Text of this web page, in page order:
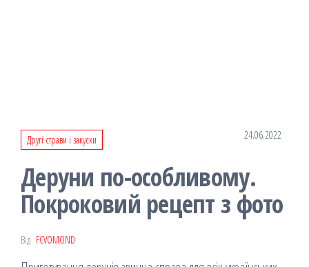
Другі страви і закуски 24.06.2022
Деруни по-особливому.
Покроковий рецепт з фото
Від FCVOMOND